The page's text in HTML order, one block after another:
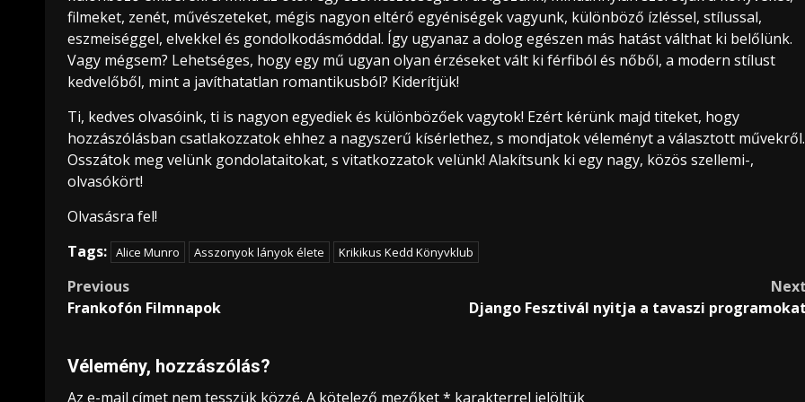
filmeket, zenét, művészeteket, mégis nagyon eltérő egyéniségek vagyunk, különböző ízléssel, stílussal,
eszmeiséggel, elvekkel és gondolkodásmóddal. Így ugyanaz a dolog egészen más hatást válthat ki belőlünk.
Vagy mégsem? Lehetséges, hogy egy mű ugyan olyan érzéseket vált ki férfiból és nőből, a modern stílust
kedvelőből, mint a javíthatatlan romantikusból? Kiderítjük!
Ti, kedves olvasóink, ti is nagyon egyediek és különbözőek vagytok! Ezért kérünk majd titeket, hogy
hozzászólásban csatlakozzatok ehhez a nagyszerű kísérlethez, s mondjatok véleményt a választott művekről.
Osszátok meg velünk gondolataitokat, s vitatkozzatok velünk! Alakítsunk ki egy nagy, közös szellemi-,
olvasókört!
Olvasásra fel!
Tags: Alice Munro Asszonyok lányok élete Krikikus Kedd Könyvklub
Post
navigation
Previous
Frankofón Filmnapok
Django Fesztivál nyitja a tavaszi
Vélemény, hozzászólás?
Az e-mail címet nem tesszük közzé. A kötelező mezőket* karakterrel jelöltük